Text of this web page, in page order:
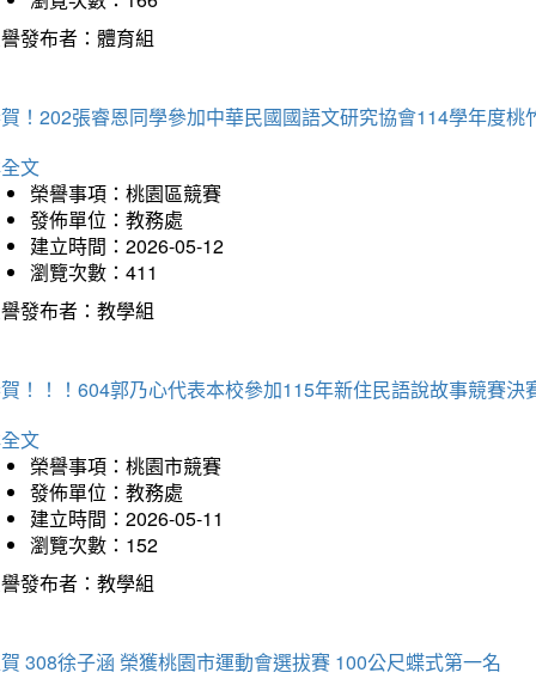
發布者：體育組
！202張睿恩同學參加中華民國國語文研究協會114學年度
文
榮譽事項：桃園區競賽
發佈單位：教務處
建立時間：2026-05-12
瀏覽次數：411
發布者：教學組
！！！604郭乃心代表本校參加115年新住民語說故事競賽決
文
榮譽事項：桃園市競賽
發佈單位：教務處
建立時間：2026-05-11
瀏覽次數：152
發布者：教學組
308徐子涵 榮獲桃園市運動會選拔賽 100公尺蝶式第一名